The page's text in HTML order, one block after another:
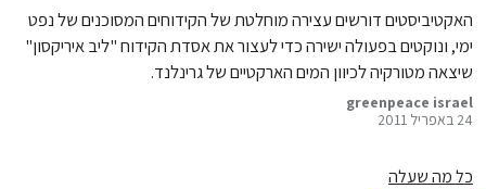
האקטיביסטים דורשים עצירה מוחלטת של הקידוחים המסוכנים של נפט
ימי, ונוקטים בפעולה ישירה כדי לעצור את אסדת הקידוח "ליב איריקסון"
שיצאה מטורקיה לכיוון המים הארקטיים של גרינלנד.
greenpeace israel
24 באפריל 2011
כל מה שעלה